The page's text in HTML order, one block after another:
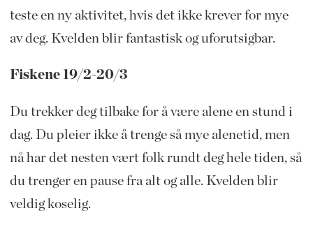
teste en ny aktivitet, hvis det ikke krever for mye
av deg. Kvelden blir fantastisk og uforutsigbar.
Fiskene 19/2-20/3
Du trekker deg tilbake for å være alene en stund i
dag. Du pleier ikke å trenge så mye alenetid, men
nå har det nesten vært folk rundt deg hele tiden, så
du trenger en pause fra alt og alle. Kvelden blir
veldig koselig.